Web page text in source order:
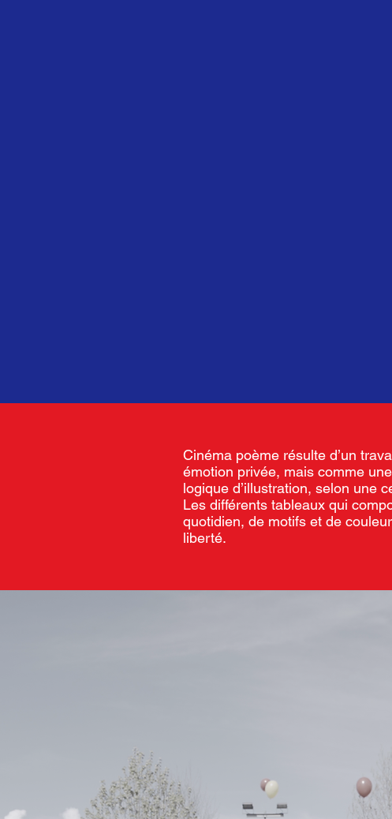
Cinéma poème résulte d’un
émotion privée, mais comme
logique d’illustration, selon une
Les différents tableaux qui
quotidien, de motifs et de
liberté.